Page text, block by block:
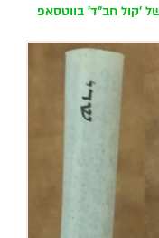
'קול חב"ד' בווטסאפ